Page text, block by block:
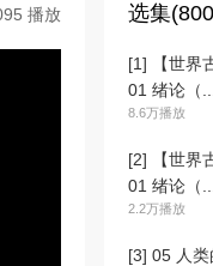
播放 选集
[1] 【世界
01 绪论（...
8.6万播放
[2] 【世界
01 绪论（...
2.2万播放
[3] 05 人